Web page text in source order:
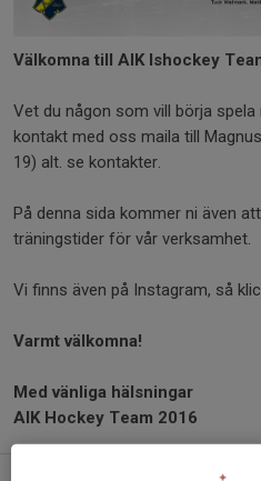
Välkomna till AIK Ishockey
Vet du någon som vill börja
kontakt med oss maila till
19) alt. se kontakter.
På denna sida kommer ni även
träningstider för vår verksamhet.
Vi finns även på Instagram, så
Varmt välkomna!
Med vänliga hälsningar
AIK Hockey Team 2016